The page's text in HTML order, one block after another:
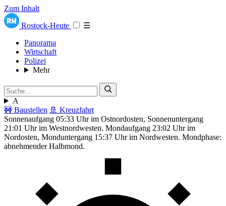
Zum Inhalt
Rostock-Heute
☰
Panorama
Wirtschaft
Polizei
Mehr
A
🚧 Baustellen 🚢 Kreuzfahrt
Sonnenaufgang 05:33 Uhr im Ostnordosten, Sonnenuntergang
21:01 Uhr im Westnordwesten. Mondaufgang 23:02 Uhr im
Nordosten, Monduntergang 15:37 Uhr im Nordwesten. Mondphase:
abnehmender Halbmond.